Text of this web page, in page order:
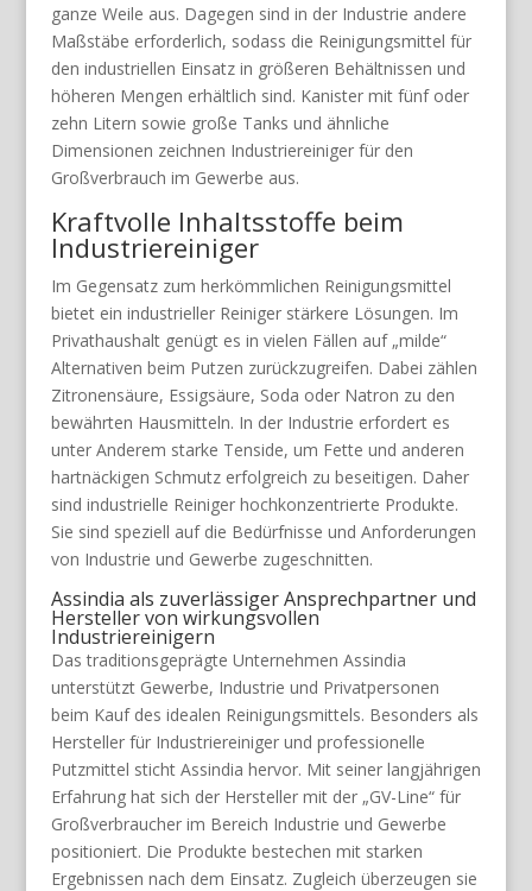
ganze Weile aus. Dagegen sind in der Industrie andere
Maßstäbe erforderlich, sodass die Reinigungsmittel für
den industriellen Einsatz in größeren Behältnissen und
höheren Mengen erhältlich sind. Kanister mit fünf oder
zehn Litern sowie große Tanks und ähnliche
Dimensionen zeichnen Industriereiniger für den
Großverbrauch im Gewerbe aus.
Kraftvolle Inhaltsstoffe beim
Industriereiniger
Im Gegensatz zum herkömmlichen Reinigungsmittel
bietet ein industrieller Reiniger stärkere Lösungen. Im
Privathaushalt genügt es in vielen Fällen auf „milde“
Alternativen beim Putzen zurückzugreifen. Dabei zählen
Zitronensäure, Essigsäure, Soda oder Natron zu den
bewährten Hausmitteln. In der Industrie erfordert es
unter Anderem starke Tenside, um Fette und anderen
hartnäckigen Schmutz erfolgreich zu beseitigen. Daher
sind industrielle Reiniger hochkonzentrierte Produkte.
Sie sind speziell auf die Bedürfnisse und Anforderungen
von Industrie und Gewerbe zugeschnitten.
Assindia als zuverlässiger Ansprechpartner und
Hersteller von wirkungsvollen
Industriereinigern
Das traditionsgeprägte Unternehmen Assindia
unterstützt Gewerbe, Industrie und Privatpersonen
beim Kauf des idealen Reinigungsmittels. Besonders als
Hersteller für Industriereiniger und professionelle
Putzmittel sticht Assindia hervor. Mit seiner langjährigen
Erfahrung hat sich der Hersteller mit der „GV-Line“ für
Großverbraucher im Bereich Industrie und Gewerbe
positioniert. Die Produkte bestechen mit starken
Ergebnissen nach dem Einsatz. Zugleich überzeugen sie